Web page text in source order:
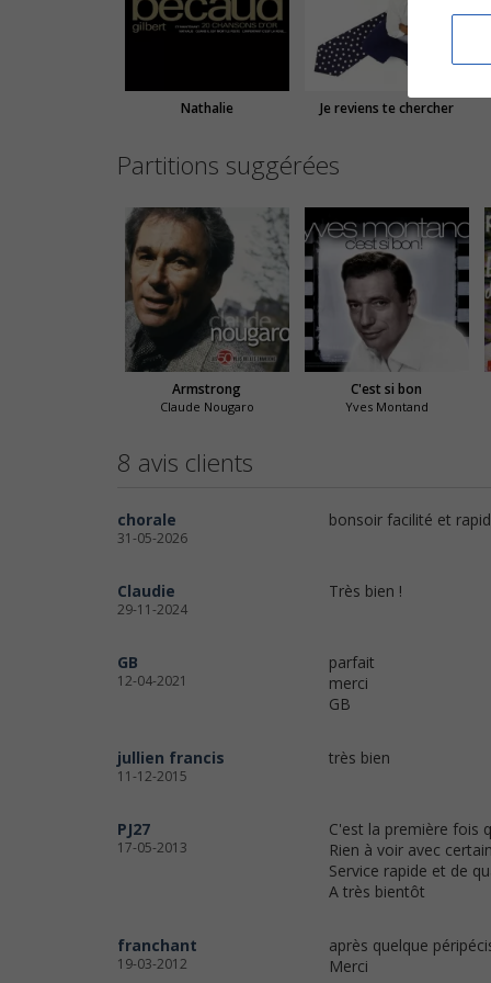
Nathalie Je reviens te chercher
Partitions suggérées
Armstrong
Claude Nougaro
C'est si bon
Yves Montand
8 avis clients
chorale
31-05-2026
bonsoir facilité et
Claudie
29-11-2024
Très bien !
GB
12-04-2021
parfait
merci
GB
jullien francis
11-12-2015
très bien
PJ27
17-05-2013
C'est la première fois
Rien à voir avec
Service rapide et de
A très bientôt
franchant
19-03-2012
après quelque
Merci